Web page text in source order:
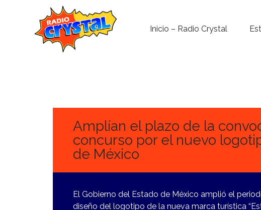
Inicio – Radio Crystal
Para
Amplían el plazo de la
concurso por el nuevo
de México
El Gobierno del Estado de México amplió el
diseño del logotipo de la nueva marca turística